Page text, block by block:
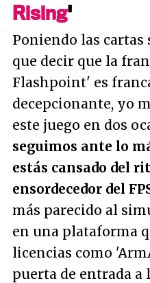
Rising'
Poniendo las cartas
que decir que la
Flashpoint' es
decepcionante, yo
este juego en dos
seguimos ante lo
estás cansado del
ensordecedor del
más parecido al
en una plataforma
licencias como
puerta de entrada a